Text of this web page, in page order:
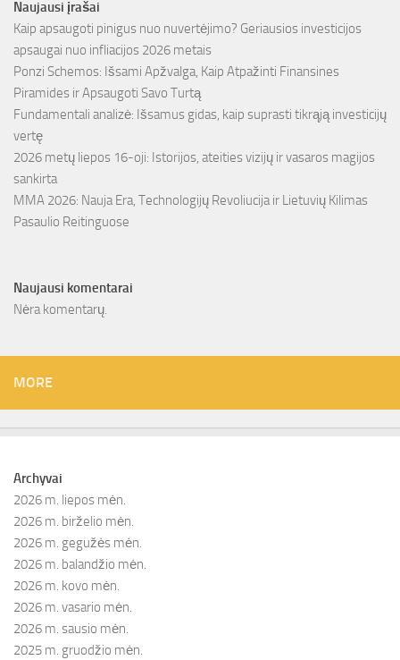
Naujausi įrašai
Kaip apsaugoti pinigus nuo nuvertėjimo? Geriausios investicijos
apsaugai nuo infliacijos 2026 metais
Ponzi Schemos: Išsami Apžvalga, Kaip Atpažinti Finansines
Piramides ir Apsaugoti Savo Turtą
Fundamentali analizė: Išsamus gidas, kaip suprasti tikrąją investicijų
vertę
2026 metų liepos 16-oji: Istorijos, ateities vizijų ir vasaros magijos
sankirta
MMA 2026: Nauja Era, Technologijų Revoliucija ir Lietuvių Kilimas
Pasaulio Reitinguose
Naujausi komentarai
Nėra komentarų.
MORE
Archyvai
2026 m. liepos mėn.
2026 m. birželio mėn.
2026 m. gegužės mėn.
2026 m. balandžio mėn.
2026 m. kovo mėn.
2026 m. vasario mėn.
2026 m. sausio mėn.
2025 m. gruodžio mėn.